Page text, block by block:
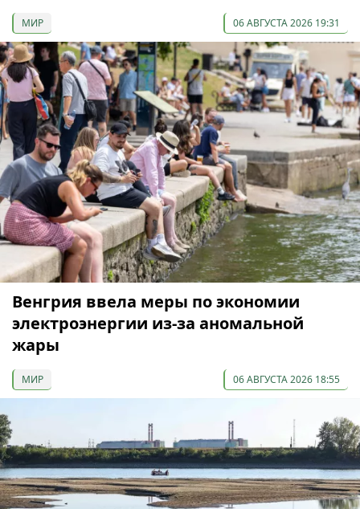
МИР 06 АВГУСТА 2026 19:31
Венгрия ввела меры по экономии
электроэнергии из-за аномальной
жары
МИР 06 АВГУСТА 2026 18:55